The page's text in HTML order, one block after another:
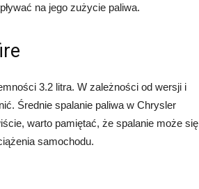
na jego zużycie paliwa.
3.2 litra. W zależności od wersji i
Średnie spalanie paliwa w Chrysler
warto pamiętać, że spalanie może się
samochodu.